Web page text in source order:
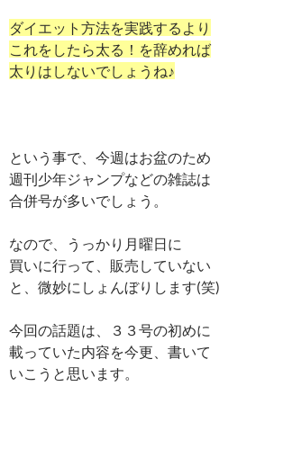
ダイエット方法を実践するより
これをしたら太る！を辞めれば
太りはしないでしょうね♪
という事で、今週はお盆のため
週刊少年ジャンプなどの雑誌は
合併号が多いでしょう。
なので、うっかり月曜日に
買いに行って、販売していない
と、微妙にしょんぼりします(笑)
今回の話題は、３３号の初めに
載っていた内容を今更、書いて
いこうと思います。